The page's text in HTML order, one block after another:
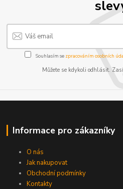
Souhlasím se zpracováním osobních
Můžete se kdykoli odhlásit.
Informace pro zákazníky
O nás
Jak nakupovat
Obchodní podmínky
Kontakty